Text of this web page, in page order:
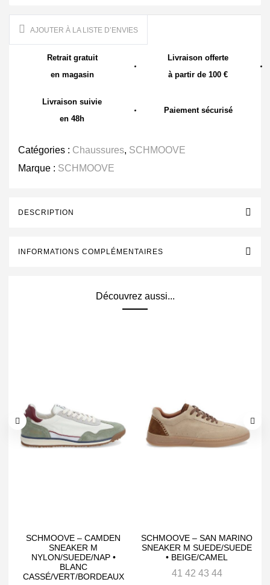
AJOUTER À LA LISTE D’ENVIES
Retrait gratuit
en magasin
Livraison offerte
à partir de 100 €
Livraison suivie
en 48h
Paiement sécurisé
Catégories : Chaussures, SCHMOOVE
Marque : SCHMOOVE
DESCRIPTION
INFORMATIONS COMPLÉMENTAIRES
Découvrez aussi...
SCHMOOVE – CAMDEN
SNEAKER M
NYLON/SUEDE/NAP •
BLANC
CASSÉ/VERT/BORDEAUX
SCHMOOVE – SAN MARINO
SNEAKER M SUEDE/SUEDE
• BEIGE/CAMEL
41 42 43 44